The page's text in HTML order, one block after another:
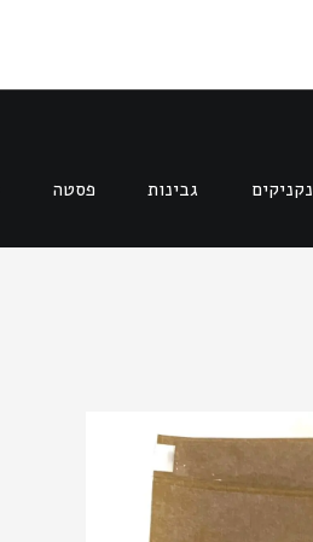
נקניקים גבינות פסטה